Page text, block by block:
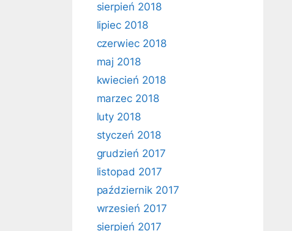
sierpień 2018
lipiec 2018
czerwiec 2018
maj 2018
kwiecień 2018
marzec 2018
luty 2018
styczeń 2018
grudzień 2017
listopad 2017
październik 2017
wrzesień 2017
sierpień 2017